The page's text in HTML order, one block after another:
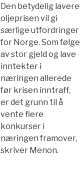
Den betydelig lavere
oljeprisen vil gi
særlige utfordringer
for Norge. Som følge
av stor gjeld og lave
inntekter i
næringen allerede
før krisen inntraff,
er det grunn til å
vente flere
konkurser i
næringen framover,
skriver Menon.